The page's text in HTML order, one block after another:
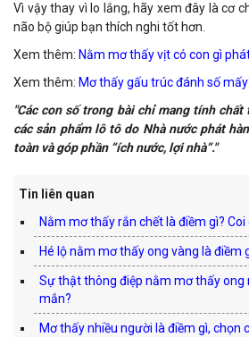
Vì vậy thay vì lo lắng, hãy xem đây là cơ
não bộ giúp bạn thích nghi tốt hơn.
Xem thêm: Nằm mơ thấy vịt có con gì
Xem thêm: Mơ thấy gấu trúc đánh số
"Các con số trong bài chỉ mang tính chất
các sản phẩm lô tô do Nhà nước phát
toàn và góp phần “ích nước, lợi nhà”."
Tin liên quan
Nằm mơ thấy rắn chết là điềm gì?
Hé lộ nằm mơ thấy ong vàng là điềm
Sự thật thông điệp nằm mơ thấy
mắn?
Mơ thấy nhiều người là điềm gì, chọn